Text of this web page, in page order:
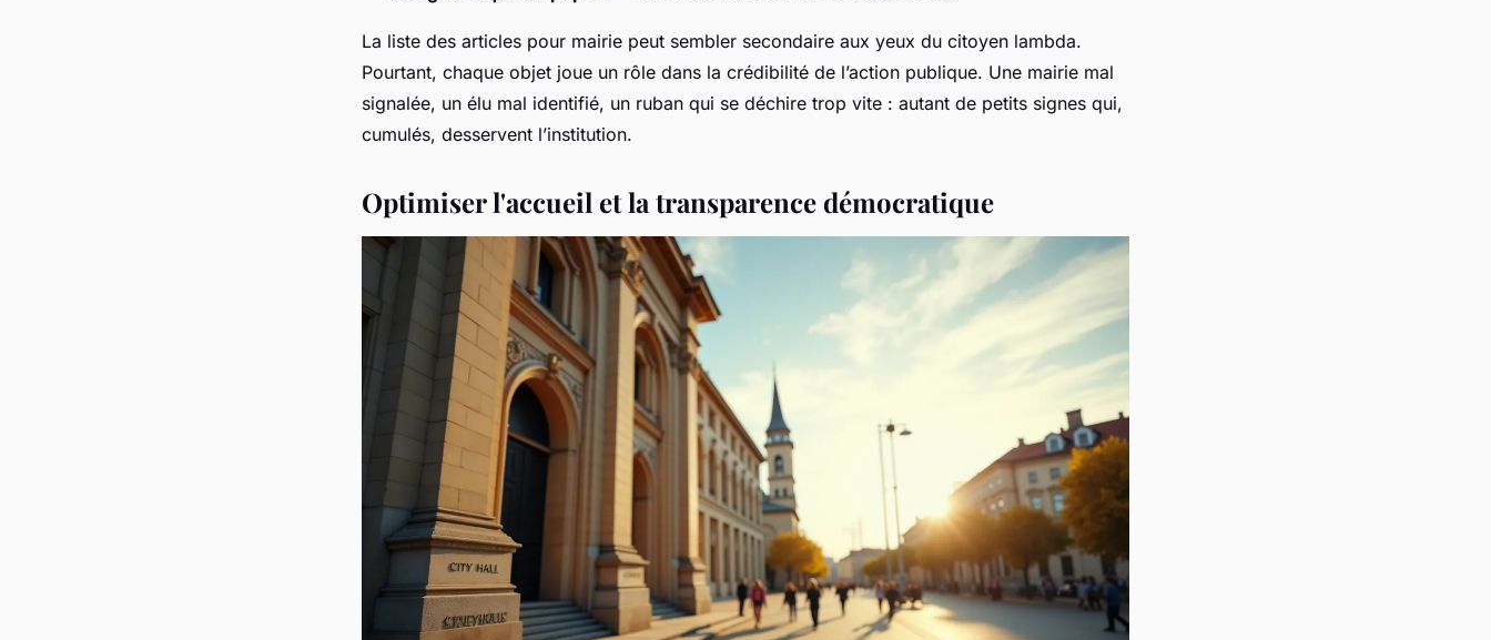
La liste des articles pour mairie peut sembler secondaire aux yeux du citoyen lambda.
Pourtant, chaque objet joue un rôle dans la crédibilité de l’action publique. Une mairie mal
signalée, un élu mal identifié, un ruban qui se déchire trop vite : autant de petits signes qui,
cumulés, desservent l’institution.
Optimiser l'accueil et la transparence démocratique